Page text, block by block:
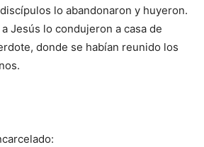
lo abandonaron y huyeron.
Jesús lo condujeron a casa de
donde se habían reunido los